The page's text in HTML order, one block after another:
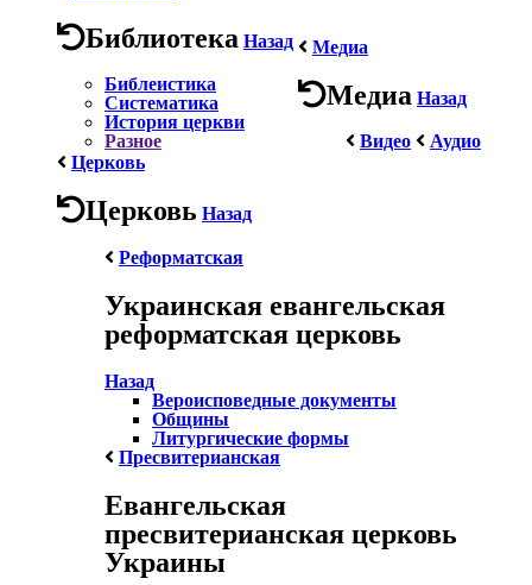
Библиотека Назад
Библеистика
Систематика
История церкви
Разное
Медиа
Медиа Назад
Видео
Аудио
Церковь
Церковь Назад
Реформатская
Украинская евангельская
реформатская церковь
Назад
Вероисповедные документы
Общины
Литургические формы
Пресвитерианская
Евангельская
пресвитерианская церковь
Украины